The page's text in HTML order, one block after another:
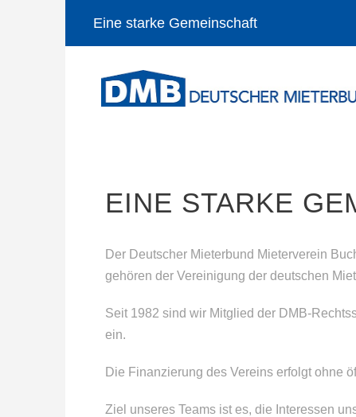
Eine starke Gemeinschaft
EINE STARKE
Der Deutscher Mieterbund Mieterverein
gehören der Vereinigung der deutschen
Seit 1982 sind wir Mitglied der DMB-
ein.
Die Finanzierung des Vereins erfolgt ohne
Ziel unseres Teams ist es, die Interessen